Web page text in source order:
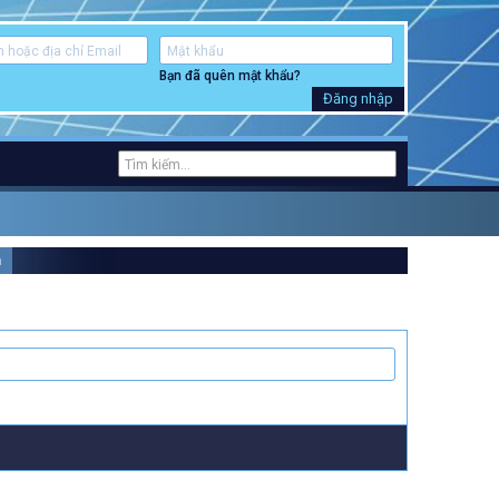
Bạn đã quên mật khẩu?
Đăng nhập